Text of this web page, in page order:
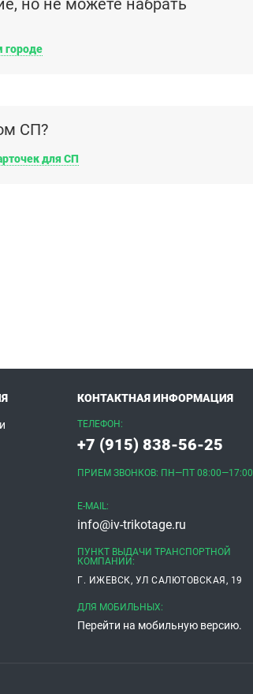
но не можете набрать
городе
СП?
для СП
КОНТАКТНАЯ ИНФОРМАЦИЯ
ТЕЛЕФОН:
+7 (915) 838-56-25
ПРИЕМ ЗВОНКОВ: ПН—ПТ 08:00—17:00
E-MAIL:
info@iv-trikotage.ru
ПУНКТ ВЫДАЧИ ТРАНСПОРТНОЙ
КОМПАНИИ:
Г. ИЖЕВСК, УЛ САЛЮТОВСКАЯ, 19
ДЛЯ МОБИЛЬНЫХ:
Перейти на мобильную версию.